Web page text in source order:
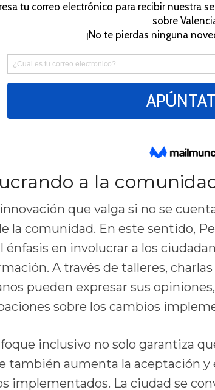
a la
que valga si no se
la comunidad. En este sentido,
énfasis en involucrar a los
A través de talleres,
pueden expresar sus
sobre los cambios
inclusivo no solo garantiza
también aumenta la aceptación y
implementados. La ciudad se